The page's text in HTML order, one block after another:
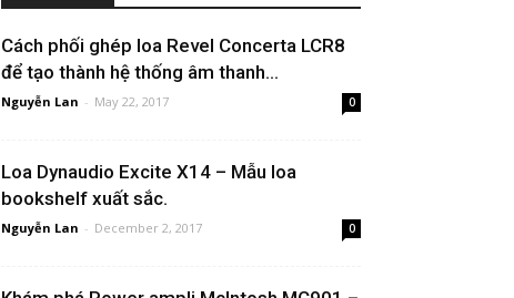
Cách phối ghép loa Revel Concerta LCR8
để tạo thành hệ thống âm thanh...
Nguyễn Lan - May 22, 2017 0
Loa Dynaudio Excite X14 – Mẫu loa
bookshelf xuất sắc.
Nguyễn Lan - December 2, 2017 0